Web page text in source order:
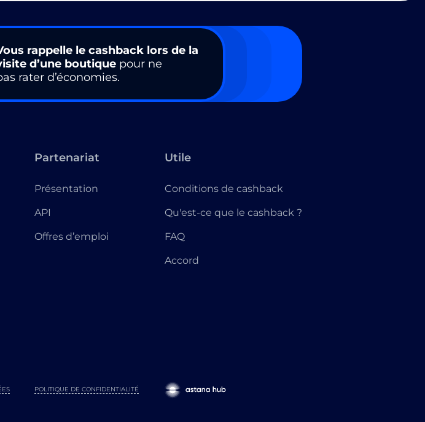
rappelle le cashback lors de la
d’une boutique pour ne
rater d’économies.
Partenariat
Présentation
API
Offres d’emploi
Utile
Conditions de cashback
Qu'est-ce que le cashback ?
FAQ
Accord
POLITIQUE DE CONFIDENTIALITÉ